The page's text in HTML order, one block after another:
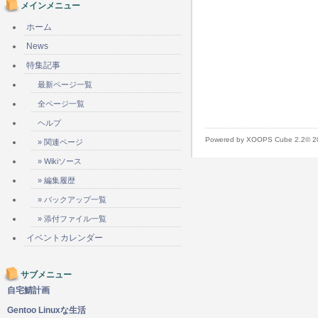
Powered by XOOPS Cube 2.2©
メインメニュー
ホーム
News
特集記事
最新ページ一覧
全ページ一覧
ヘルプ
» 関連ページ
» Wikiソース
» 編集履歴
» バックアップ一覧
» 添付ファイル一覧
イベントカレンダー
サブメニュー
自宅鯖計画
Gentoo Linuxな生活